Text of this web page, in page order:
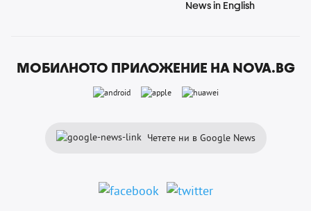
News in English
МОБИЛНОТО ПРИЛОЖЕНИЕ НА NOVA.BG
Четете ни в Google News